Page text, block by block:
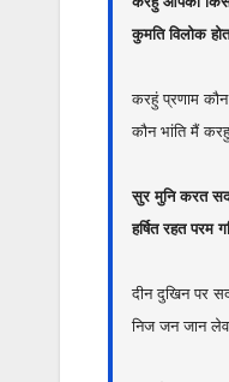
कुमति विलोक
करहुं प्रणाम कौन
कौन भांति मैं
सुर मुनि करत
हर्षित रहत परम
दीन दुखिन पर
निज जन जान